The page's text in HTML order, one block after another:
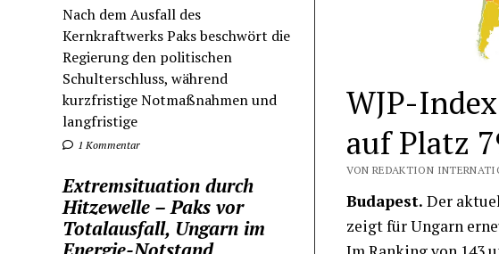
Nach dem Ausfall des
Kernkraftwerks Paks beschwört die
Regierung den politischen
Schulterschluss, während
kurzfristige Notmaßnahmen und
langfristige
1 Kommentar
Extremsituation durch
Hitzewelle – Paks vor
Totalausfall, Ungarn im
WJP-
auf Platz
VON REDAKTION
Budapest. Der
zeigt für Ungarn